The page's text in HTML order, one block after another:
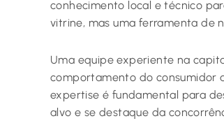
conhecimento local e técnico
vitrine, mas uma ferramenta de
Uma equipe experiente na
comportamento do consumidor
expertise é fundamental para
alvo e se destaque da